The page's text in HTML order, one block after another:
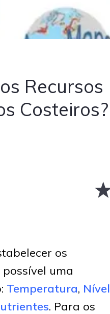
Recursos
Costeiros?
os
uma
Temperatura, Nível
. Para os